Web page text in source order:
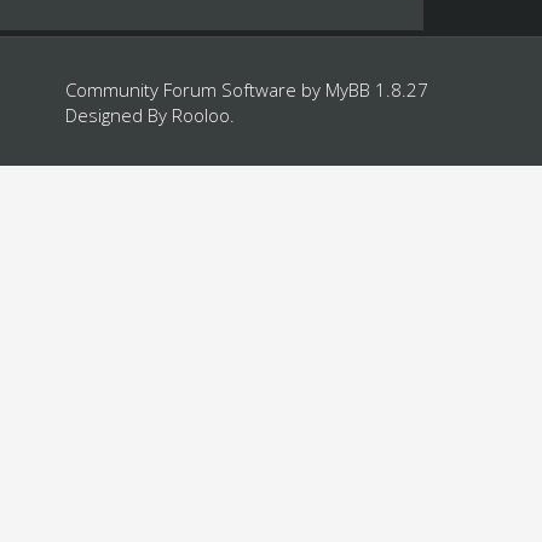
Community Forum Software by MyBB 1.8.27
Designed By Rooloo.